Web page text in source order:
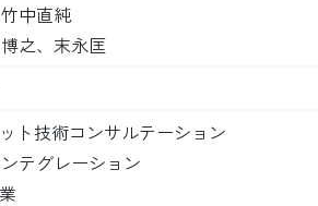
中直純
之、末永匡
ト技術コンサルテーション
テグレーション